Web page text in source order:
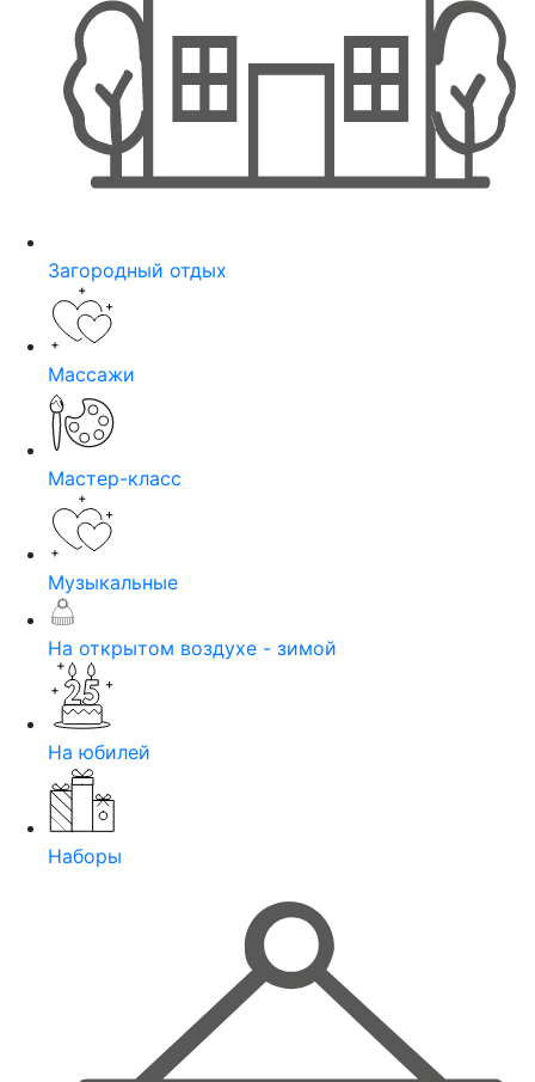
Загородный отдых
Массажи
Мастер-класс
Музыкальные
На открытом воздухе - зимой
На юбилей
Наборы